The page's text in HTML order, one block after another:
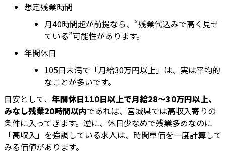
想定残業時間
月40時間超が前提なら、“残業代込みで高く見せ
ている”可能性があります。
年間休日
105日未満で「月給30万円以上」は、実は平均的
なことが多いです。
目安として、 年間休日110日以上で月給28〜30万円以上、
みなし残業20時間以内であれば、宮城県では高収入寄りの
条件に入ってきます。逆に、休日少なめで残業多めなのに
「高収入」を強調している求人は、時間単価を一度計算して
みる価値があります。